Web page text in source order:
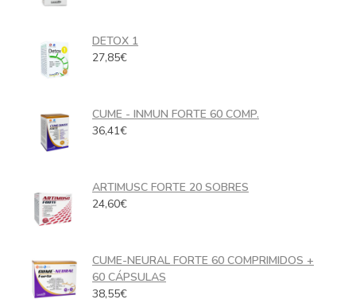
DETOX 1
27,85€
CUME - INMUN FORTE 60 COMP.
36,41€
ARTIMUSC FORTE 20 SOBRES
24,60€
CUME-NEURAL FORTE 60 COMPRIMIDOS +
60 CÁPSULAS
38,55€